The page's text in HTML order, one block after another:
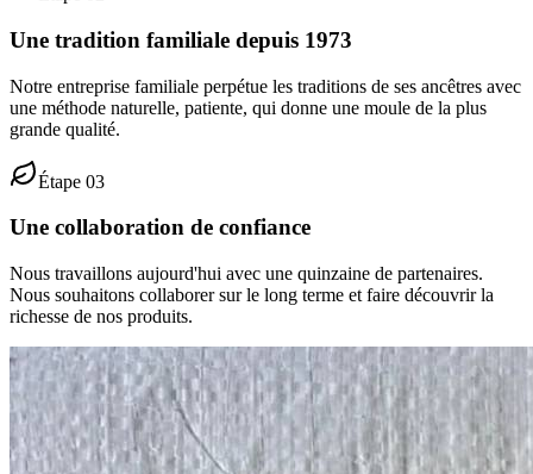
Une tradition familiale depuis 1973
Notre entreprise familiale perpétue les traditions de ses ancêtres avec
une méthode naturelle, patiente, qui donne une moule de la plus
grande qualité.
Étape 03
Une collaboration de confiance
Nous travaillons aujourd'hui avec une quinzaine de partenaires.
Nous souhaitons collaborer sur le long terme et faire découvrir la
richesse de nos produits.